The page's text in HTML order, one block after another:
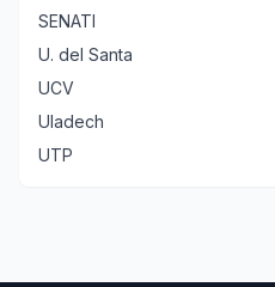
SENATI
U. del Santa
UCV
Uladech
UTP